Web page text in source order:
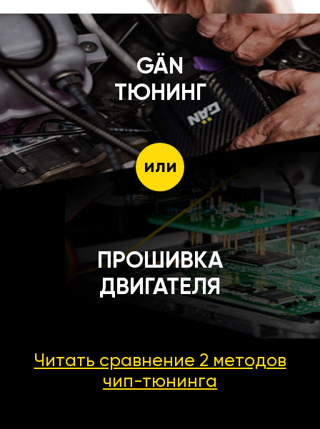
GÄN
ТЮНИНГ
или
ПРОШИВКА
ДВИГАТЕЛЯ
Читать сравнение 2 методов
чип-тюнинга